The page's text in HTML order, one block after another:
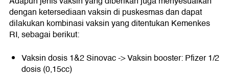
dengan ketersediaan vaksin di puskesmas dan dapat
dilakukan kombinasi vaksin yang ditentukan Kemenkes
RI, sebagai berikut:
Vaksin dosis 1&2 Sinovac -> Vaksin booster: Pfizer 1/2
dosis (0,15cc)